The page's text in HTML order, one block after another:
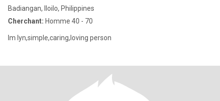
Badiangan, Iloilo, Philippines
Cherchant: Homme 40 - 70
Im lyn,simple,caring,loving person